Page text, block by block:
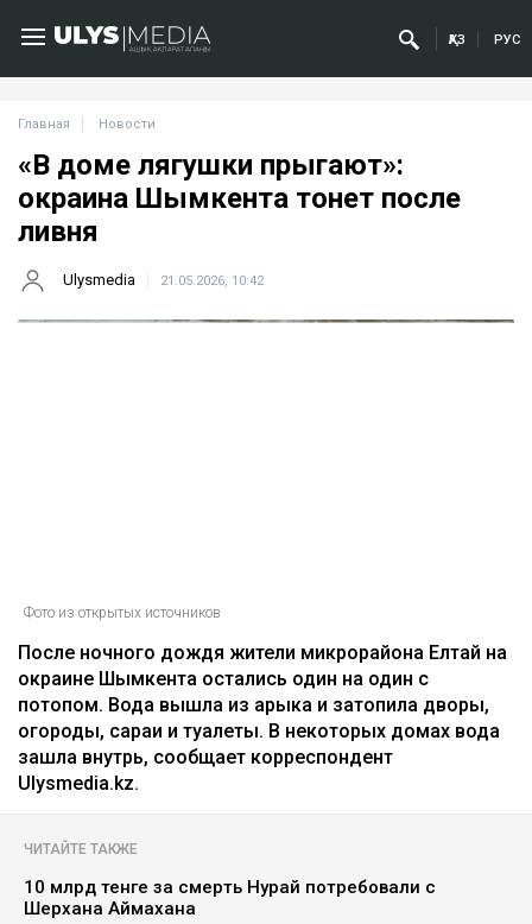
ҚАЗ РУС
Главная Новости
«В доме лягушки прыгают»:
окраина Шымкента тонет после
ливня
Ulysmedia 21.05.2026, 10:42
Фото из открытых источников
После ночного дождя жители микрорайона Елтай на
окраине Шымкента остались один на один с
потопом. Вода вышла из арыка и затопила дворы,
огороды, сараи и туалеты. В некоторых домах вода
зашла внутрь, сообщает корреспондент
Ulysmedia.kz.
ЧИТАЙТЕ ТАКЖЕ
10 млрд тенге за смерть Нурай потребовали с
Шерхана Аймахана